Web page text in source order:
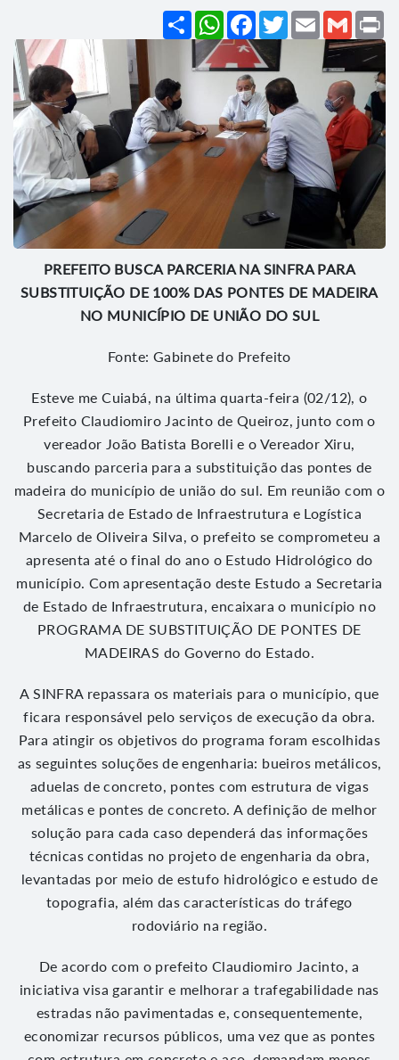
ShareWhatsApp
Facebook
TwitterEmailGmail
PREFEITO BUSCA PARCERIA NA SINFRA PARA
SUBSTITUIÇÃO DE 100% DAS PONTES DE MADEIRA
NO MUNICÍPIO DE UNIÃO DO SUL
Fonte: Gabinete do Prefeito
Esteve me Cuiabá, na última quarta-feira (02/12), o
Prefeito Claudiomiro Jacinto de Queiroz, junto com o
vereador João Batista Borelli e o Vereador Xiru,
buscando parceria para a substituição das pontes de
madeira do município de união do sul. Em reunião com o
Secretaria de Estado de Infraestrutura e Logística
Marcelo de Oliveira Silva, o prefeito se comprometeu a
apresenta até o final do ano o Estudo Hidrológico do
município. Com apresentação deste Estudo a Secretaria
de Estado de Infraestrutura, encaixara o município no
PROGRAMA DE SUBSTITUIÇÃO DE PONTES DE
MADEIRAS do Governo do Estado.
A SINFRA repassara os materiais para o município, que
ficara responsável pelo serviços de execução da obra.
Para atingir os objetivos do programa foram escolhidas
as seguintes soluções de engenharia: bueiros metálicos,
aduelas de concreto, pontes com estrutura de vigas
metálicas e pontes de concreto. A definição de melhor
solução para cada caso dependerá das informações
técnicas contidas no projeto de engenharia da obra,
levantadas por meio de estufo hidrológico e estudo de
topografia, além das características do tráfego
rodoviário na região.
De acordo com o prefeito Claudiomiro Jacinto, a
iniciativa visa garantir e melhorar a trafegabilidade nas
estradas não pavimentadas e, consequentemente,
economizar recursos públicos, uma vez que as pontes